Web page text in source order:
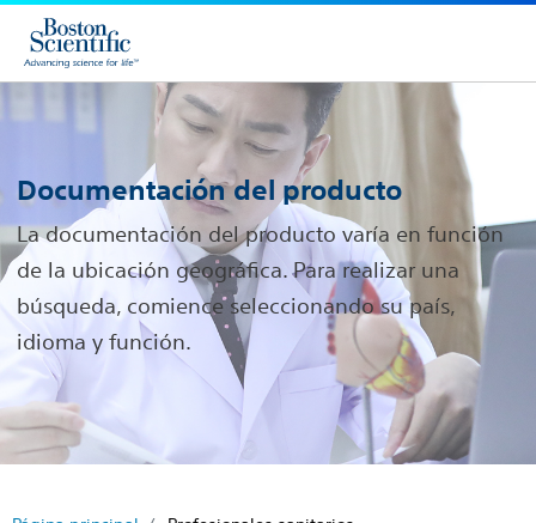
Documentación del producto
La documentación del producto varía en función
de la ubicación geográfica. Para realizar una
búsqueda, comience seleccionando su país,
idioma y función.